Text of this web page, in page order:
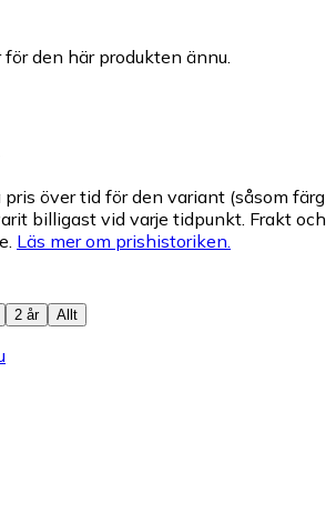
den här produkten ännu.
över tid för den variant (såsom färg
billigast vid varje tidpunkt. Frakt och
Läs mer om prishistoriken.
2 år Allt